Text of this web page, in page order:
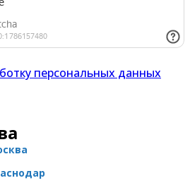
персональных данных